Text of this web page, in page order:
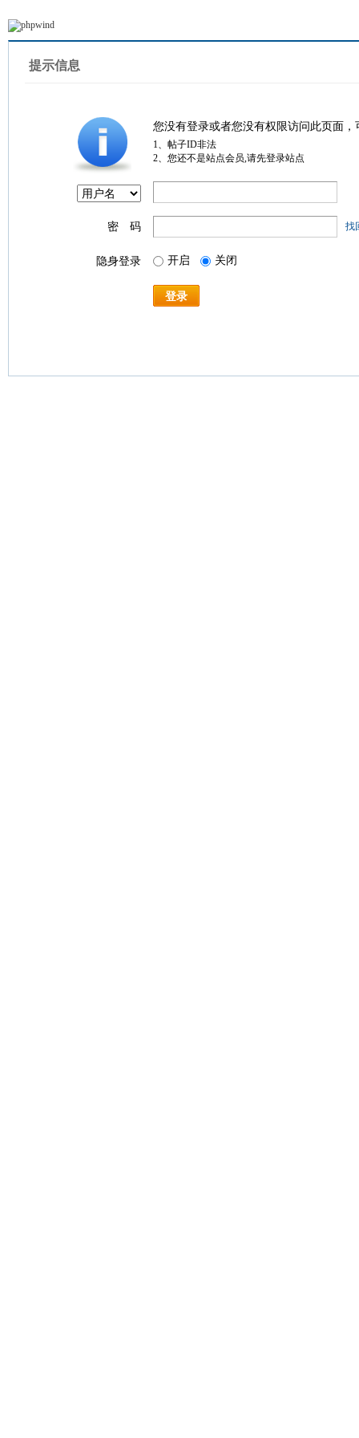
提示信息
您没有登录或者您没有权限访问此页面
1、帖子ID非法
2、您还不是站点会员,请先登录站点
密 码 找
隐身登录 开启 关闭
登录